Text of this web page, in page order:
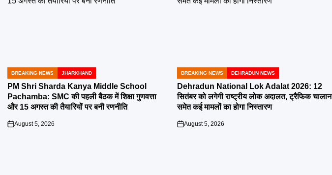
POSTED
IN
BREAKING NEWS JHARKHAND
PM Shri Sharda Kanya Middle School
Pachamba: SMC की पहली बैठक में शिक्षा गुणवत्ता
और 15 अगस्त की तैयारियों पर बनी रणनीति
on
August 5, 2026
POSTED
IN
BREAKING NEWS DEHRADUN NEWS
Dehradun National Lok Adalat 2026: 12
सितंबर को लगेगी राष्ट्रीय लोक अदालत, ट्रैफिक चालान
समेत कई मामलों का होगा निस्तारण
on
August 5, 2026